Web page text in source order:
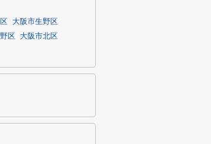
大阪市生野区
区
大阪市北区